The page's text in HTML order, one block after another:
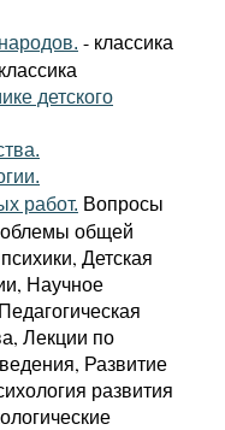
- классика
детского
работ. Вопросы
общей
Детская
Научное
Лекции по
Развитие
развития